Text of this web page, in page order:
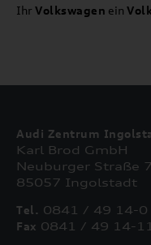
Ihr Volkswagen ein
Audi Zentrum
Karl Brod GmbH
Neuburger Straße
85057 Ingolstadt
Tel. 0841 / 49 14-0
Fax 0841 / 49 14-